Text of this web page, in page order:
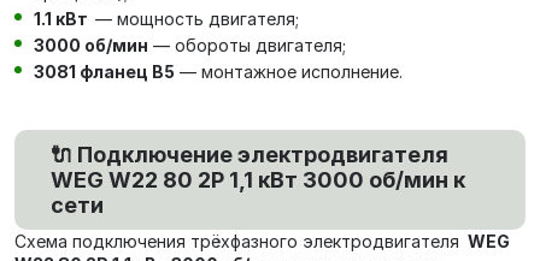
1.1 кВт — мощность двигателя;
3000 об/мин — обороты двигателя;
3081 фланец В5 — монтажное исполнение.
🔌 Подключение электродвигателя
WEG W22 80 2P 1,1 кВт 3000 об/мин к
сети
Схема подключения трёхфазного электродвигателя WEG